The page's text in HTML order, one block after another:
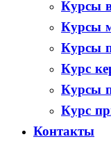
Курсы
Курсы
Курсы
Курс
Курсы
Курс
Контакты